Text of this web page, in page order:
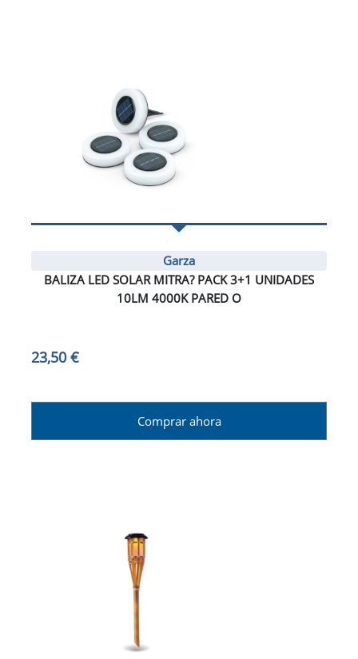
Garza
BALIZA LED SOLAR MITRA? PACK 3+1 UNIDADES
10LM 4000K PARED O
23,50 €
Comprar ahora